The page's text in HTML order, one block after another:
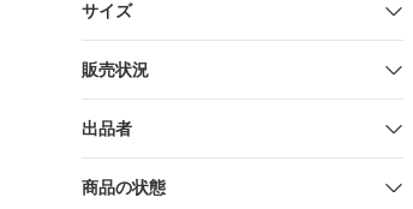
サイズ
販売状況
出品者
商品の状態